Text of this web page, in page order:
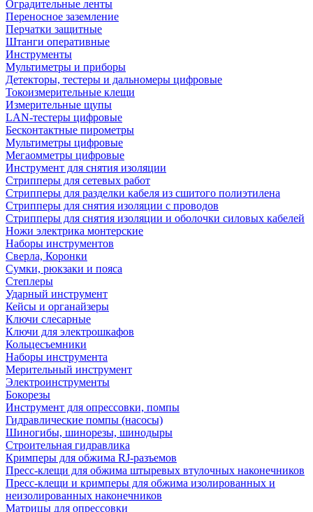
Оградительные ленты
Переносное заземление
Перчатки защитные
Штанги оперативные
Инструменты
Мультиметры и приборы
Детекторы, тестеры и дальномеры цифровые
Токоизмерительные клещи
Измерительные щупы
LAN-тестеры цифровые
Бесконтактные пирометры
Мультиметры цифровые
Мегаомметры цифровые
Инструмент для снятия изоляции
Стрипперы для сетевых работ
Стрипперы для разделки кабеля из сшитого полиэтилена
Cтрипперы для снятия изоляции с проводов
Стрипперы для снятия изоляции и оболочки силовых кабелей
Ножи электрика монтерские
Наборы инструментов
Сверла, Коронки
Сумки, рюкзаки и пояса
Степлеры
Ударный инструмент
Кейсы и органайзеры
Ключи слесарные
Ключи для электрошкафов
Кольцесъемники
Наборы инструмента
Мерительный инструмент
Электроинструменты
Бокорезы
Инструмент для опрессовки, помпы
Гидравлические помпы (насосы)
Шиногибы, шинорезы, шинодыры
Строительная гидравлика
Кримперы для обжима RJ-разъемов
Пресс-клещи для обжима штыревых втулочных наконечников
Пресс-клещи и кримперы для обжима изолированных и
неизолированных наконечников
Матрицы для опрессовки